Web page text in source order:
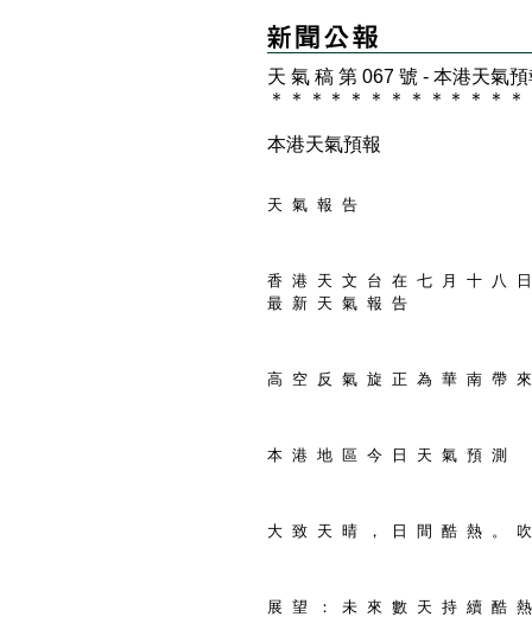
天 氣 稿 第 067 號 - 本港天氣
＊
＊ ＊ ＊ ＊ ＊ ＊ ＊ ＊ ＊ ＊ ＊ ＊
本港天氣預報
天 氣 報 告
香 港 天 文 台 在 七 月 十 八
最 新 天 氣 報 告
高 空 反 氣 旋 正 為 華 南 帶
本 港 地 區 今 日 天 氣 預 測
大 致 天 晴 ， 日 間 酷 熱 。
展 望 ： 未 來 數 天 持 續 酷